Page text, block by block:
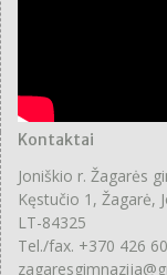
Kontaktai
Joniškio r. Žagarės
Kęstučio 1, Žagarė,
LT-84325
Tel./fax. +370 426